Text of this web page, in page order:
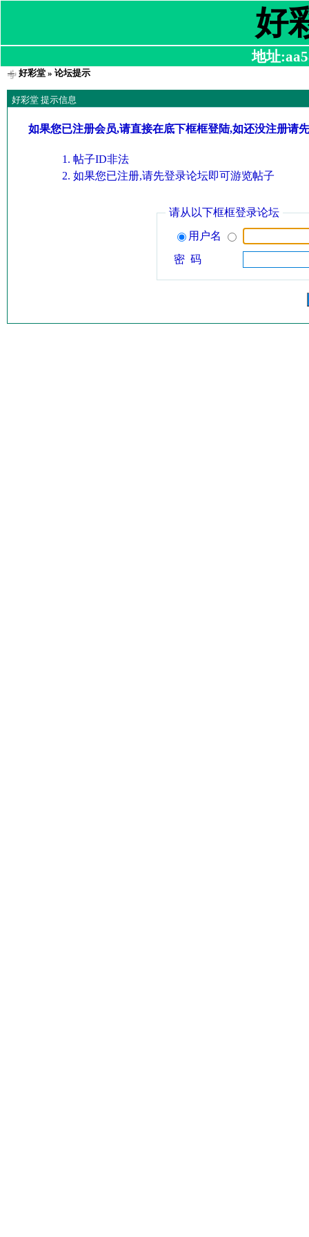
好
地址
好彩堂» 论坛提示
好彩堂 提示信息
如果您已注册会员,请直接在底下框框登陆,如还没注册请
帖子ID非法
如果您已注册,请先登录论坛即可游览帖子
请从以下框框登录论坛
用户名
密 码